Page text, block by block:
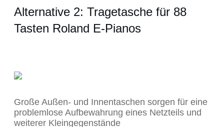
Alternative 2: Tragetasche für 88
Tasten Roland E-Pianos
Große Außen- und Innentaschen sorgen für eine
problemlose Aufbewahrung eines Netzteils und
weiterer Kleingegenstände